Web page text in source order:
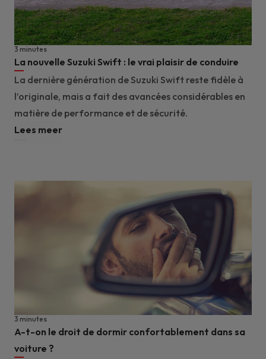
La nouvelle Suzuki Swift : le vrai plaisir de conduire
3 minutes
La dernière génération de Suzuki Swift reste fidèle à
l’originale, mais a fait des avancées considérables en
matière de performance et de sécurité.
Lees meer
A-t-on le droit de dormir confortablement dans sa
voiture ?
3 minutes